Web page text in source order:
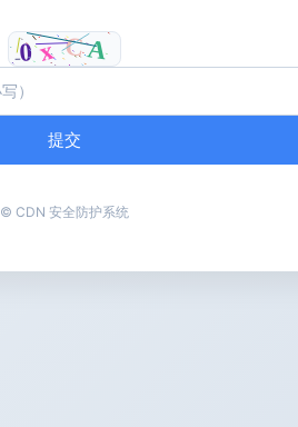
提交
© CDN 安全防护系统